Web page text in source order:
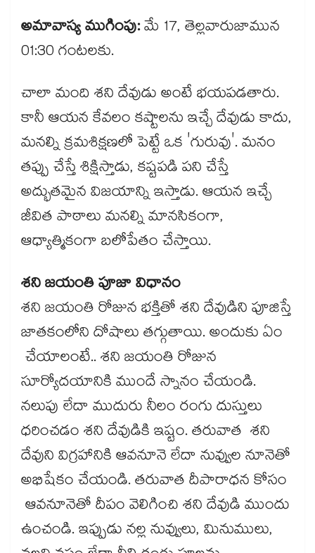
అమావాస్య ముగింపు:మే 17, తెల్లవారుజామున
01:30 గంటలకు.
చాలా మంది శని దేవుడు అంటే భయపడతారు.
కానీ ఆయన కేవలం కష్టాలను ఇచ్చే దేవుడు కాదు,
మనల్ని క్రమశిక్షణలో పెట్టే ఒక 'గురువు'. మనం
తప్పు చేస్తే శిక్షిస్తాడు, కష్టపడి పని చేస్తే
అద్భుతమైన విజయాన్ని ఇస్తాడు. ఆయన ఇచ్చే
జీవిత పాఠాలు మనల్ని మానసికంగా,
ఆధ్యాత్మికంగా బలోపేతం చేస్తాయి.
శని జయంతి పూజా విధానం
శని జయంతి రోజున భక్తితో శని దేవుడిని పూజిస్తే
జాతకంలోని దోషాలు తగ్గుతాయి. అందుకు ఏం
చేయాలంటే.. శని జయంతి రోజున
సూర్యోదయానికి ముందే స్నానం చేయండి.
నలుపు లేదా ముదురు నీలం రంగు దుస్తులు
ధరించడం శని దేవుడికి ఇష్టం. తరువాత శని
దేవుని విగ్రహానికి ఆవనూనె లేదా నువ్వుల నూనెతో
అభిషేకం చేయండి. తరువాత దీపారాధన కోసం
ఆవనూనెతో దీపం వెలిగించి శని దేవుడి ముందు
ఉంచండి. ఇప్పుడు నల్ల నువ్వులు, మినుములు,